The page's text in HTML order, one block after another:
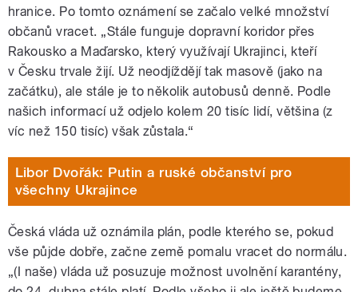
hranice. Po tomto oznámení se začalo velké množství
občanů vracet. „Stále funguje dopravní koridor přes
Rakousko a Maďarsko, který využívají Ukrajinci, kteří
v Česku trvale žijí. Už neodjíždějí tak masově (jako na
začátku), ale stále je to několik autobusů denně. Podle
našich informací už odjelo kolem 20 tisíc lidí, většina (z
víc než 150 tisíc) však zůstala.“
Libor Dvořák: Putin a ruské občanství pro
všechny Ukrajince
Česká vláda už oznámila plán, podle kterého se, pokud
vše půjde dobře, začne země pomalu vracet do normálu.
„(I naše) vláda už posuzuje možnost uvolnění karantény,